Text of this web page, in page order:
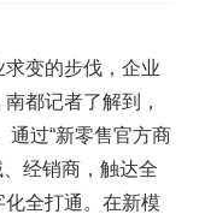
变的步伐，企业
都记者了解到，
通过“新零售官方商
经销商，触达全
全打通。在新模